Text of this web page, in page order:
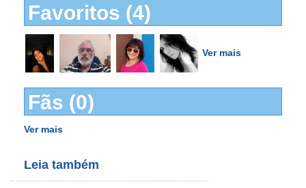
Favoritos (4)
Ver mais
Fãs (0)
Ver mais
Leia também